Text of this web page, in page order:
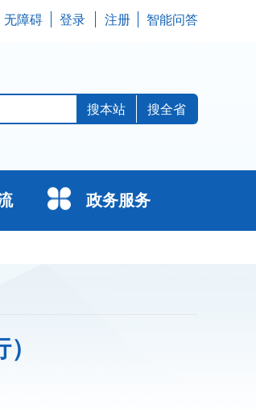
无障碍 登录 注册 智能问答
搜全省
政务服务